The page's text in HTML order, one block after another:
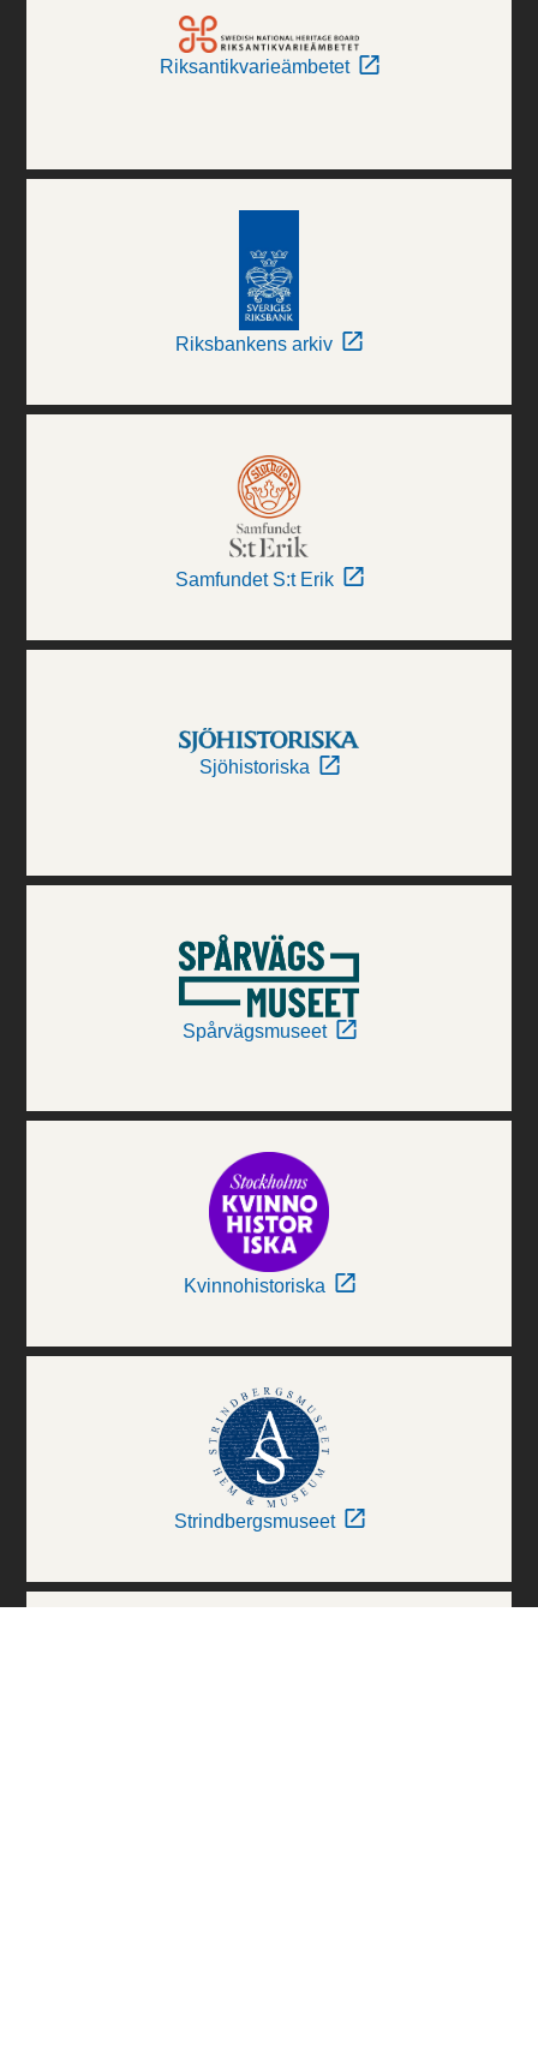
Riksantikvarieämbetet
Riksbankens arkiv
Samfundet S:t Erik
Sjöhistoriska
Spårvägsmuseet
Kvinnohistoriska
Strindbergsmuseet